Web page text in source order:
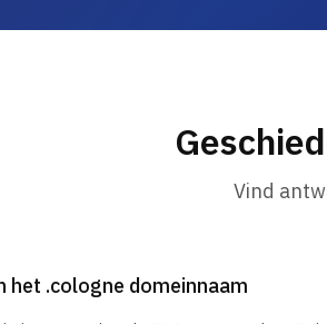
Vind
het .cologne domeinnaam